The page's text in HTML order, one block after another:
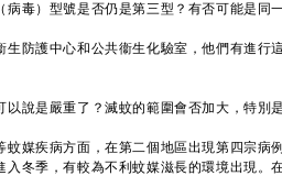
病毒）型號是否仍是第三型？有否可能是同
生防護中心和公共衞生化驗室，他們有進行
以說是嚴重了？滅蚊的範圍會否加大，特別
蚊媒疾病方面，在第二個地區出現第四宗病
入冬季，有較為不利蚊媒滋長的環境出現。